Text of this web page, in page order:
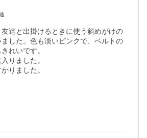
達と出掛けるときに使う斜めがけの
した。色も淡いピンクで、ベルトの
れいです。
りました。
りました。